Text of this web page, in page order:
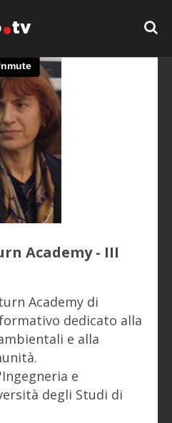
tv
Academy - III
Academy di
dedicato alla
e alla
e
degli Studi di